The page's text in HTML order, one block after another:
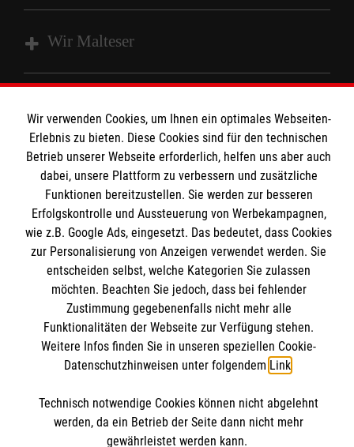
Wir Malteser
Angebote und Leistungen
Unsere Kurse
Mitarbeiten
Wir Malteser
Informationen
Kontakt
Pressestelle
Impressum
Datenschutz
Malteser online
Malteserorden
Malteser Jugend
Malteser International
Sharepoint
Spendenkonto
Empfänger: Malteser Hilfsdienst e.V.
BIC: GENODED 1PA7
Wir verwenden Cookies, um Ihnen ein optimales Webseiten-
Erlebnis zu bieten. Diese Cookies sind für den technischen
Betrieb unserer Webseite erforderlich, helfen uns aber auch
dabei, unsere Plattform zu verbessern und zusätzliche
Funktionen bereitzustellen. Sie werden zur besseren
Erfolgskontrolle und Aussteuerung von Werbekampagnen,
wie z.B. Google Ads, eingesetzt. Das bedeutet, dass Cookies
zur Personalisierung von Anzeigen verwendet werden. Sie
entscheiden selbst, welche Kategorien Sie zulassen
möchten. Beachten Sie jedoch, dass bei fehlender
Zustimmung gegebenenfalls nicht mehr alle
Funktionalitäten der Webseite zur Verfügung stehen.
Weitere Infos finden Sie in unseren speziellen Cookie-
Datenschutzhinweisen unter folgendem Link.
Technisch notwendige Cookies können nicht abgelehnt
werden, da ein Betrieb der Seite dann nicht mehr
gewährleistet werden kann.